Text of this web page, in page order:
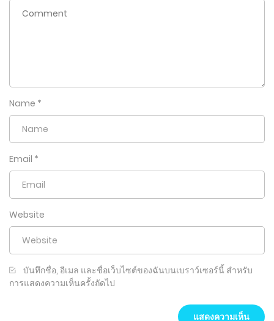
Name *
Email *
Website
บันทึกชื่อ, อีเมล และชื่อเว็บไซต์ของฉันบนเบราว์เซอร์นี้ สำหรับ
การแสดงความเห็นครั้งถัดไป